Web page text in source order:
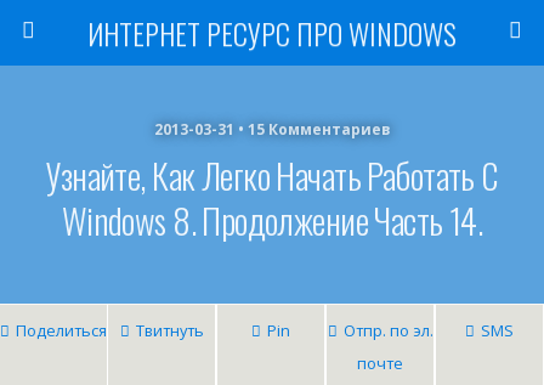
ИНТЕРНЕТ РЕСУРС ПРО WINDOWS
2013-03-31 • 15 Комментариев
Узнайте, Как Легко Начать Работать С
Windows 8. Продолжение Часть 14.
Поделиться Твитнуть Pin
Отпр. по эл.
почте
SMS